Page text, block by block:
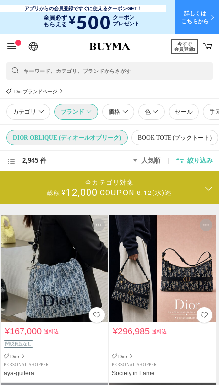
アプリからの会員登録ですぐに使えるクーポンGET！
全員必ず
もらえる ¥500 クーポン
プレゼント
詳しくは
こちらから
日本語
English
简体中文
繁體中文
今すぐ
会員登録!
Diorブランドページ
カテゴリ ブランド 価格 色 セール 手
DIOR OBLIQUE (ディオールオブリーク) BOOK TOTE (ブックトート)
2,945 件 人気順 絞り込み
全カテゴリ対象
総額 ¥12,000 COUPON 8.12(水)迄
¥167,000送料込
関税負担なし
Dior
PERSONAL SHOPPER
aya-guilera
¥296,985送料込
Dior
PERSONAL SHOPPER
Society in Fame